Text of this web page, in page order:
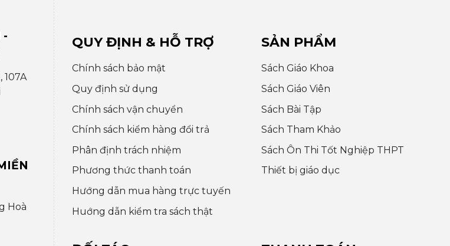
-
107A
Hoà
QUY ĐỊNH & HỖ TRỢ
Chính sách bảo mật
Quy định sử dụng
Chính sách vận chuyển
Chính sách kiểm hàng đổi trả
Phân định trách nhiệm
Phương thức thanh toán
Hướng dẫn mua hàng trực tuyến
Huớng dẫn kiểm tra sách thật
SẢN PHẨM
Sách Giáo Khoa
Sách Giáo Viên
Sách Bài Tập
Sách Tham Khảo
Sách Ôn Thi Tốt Nghiệp THPT
Thiết bị giáo dục